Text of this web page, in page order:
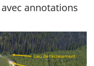
annotations